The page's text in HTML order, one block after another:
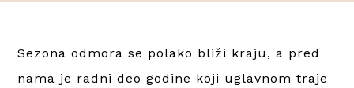
Sezona odmora se polako bliži kraju, a pred
nama je radni deo godine koji uglavnom traje